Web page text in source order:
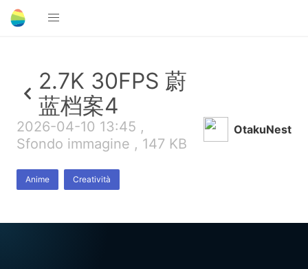
2.7K 30FPS 蔚
蓝档案4
2026-04-10 13:45 ,
Sfondo immagine , 147 KB
Anime Creatività
OtakuNest